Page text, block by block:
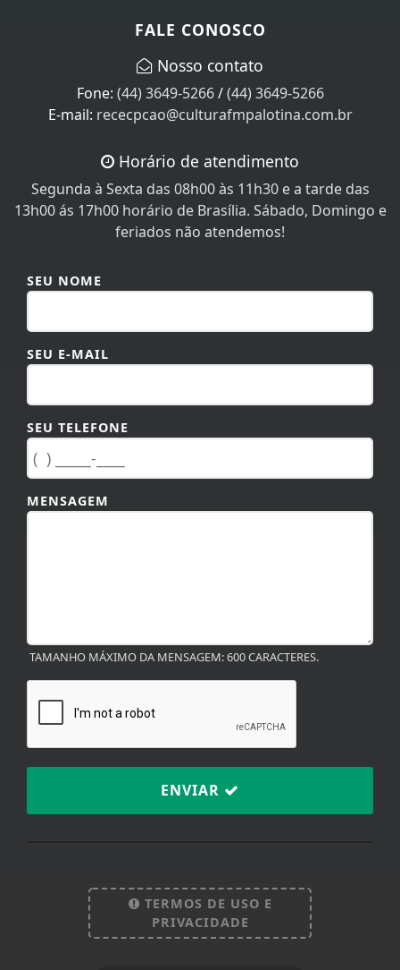
FALE CONOSCO
Nosso contato
Fone: (44) 3649-5266/(44) 3649-5266
E-mail: rececpcao@culturafmpalotina.com.br
Horário de atendimento
Segunda à Sexta das 08h00 às 11h30 e a tarde das
13h00 ás 17h00 horário de Brasília. Sábado, Domingo e
feriados não atendemos!
SEU NOME
SEU E-MAIL
SEU TELEFONE
MENSAGEM
TAMANHO MÁXIMO DA MENSAGEM: 600 CARACTERES.
ENVIAR
TERMOS DE USO E
PRIVACIDADE
Esse site utiliza cookies para melhorar sua
experiência de navegação. Ao continuar o acesso,
entendemos que você concorda com nossos Termos